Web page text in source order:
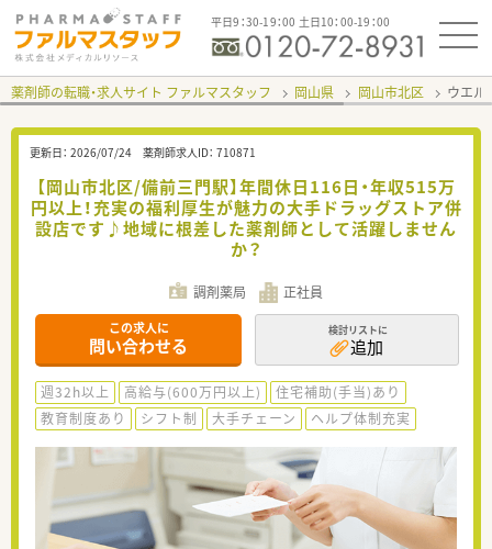
平日9：30-19：00 土日10：00-19：00
薬剤師の転職・求人サイト ファルマスタッフ 岡山県 岡山市北区 ウエ
更新日： 2026/07/24 薬剤師求人ID： 710871
【岡山市北区/備前三門駅】年間休日116日・年収515万
円以上！充実の福利厚生が魅力の大手ドラッグストア併
設店です♪地域に根差した薬剤師として活躍しません
か？
調剤薬局 正社員
この求人に
問い合わせる
検討リストに
追加
週32h以上 高給与(600万円以上)
住宅補助(手当)あり
教育制度あり
シフト制 大手チェーン ヘルプ体制充実